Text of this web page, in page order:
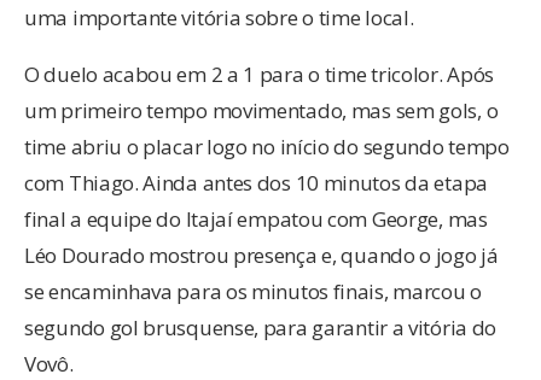
uma importante vitória sobre o time local.
O duelo acabou em 2 a 1 para o time tricolor. Após
um primeiro tempo movimentado, mas sem gols, o
time abriu o placar logo no início do segundo tempo
com Thiago. Ainda antes dos 10 minutos da etapa
final a equipe do Itajaí empatou com George, mas
Léo Dourado mostrou presença e, quando o jogo já
se encaminhava para os minutos finais, marcou o
segundo gol brusquense, para garantir a vitória do
Vovô.